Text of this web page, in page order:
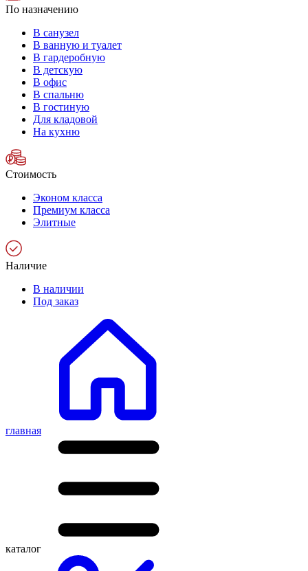
По назначению
В санузел
В ванную и туалет
В гардеробную
В детскую
В офис
В спальню
В гостиную
Для кладовой
На кухню
Стоимость
Эконом класса
Премиум класса
Элитные
Наличие
В наличии
Под заказ
главная
каталог